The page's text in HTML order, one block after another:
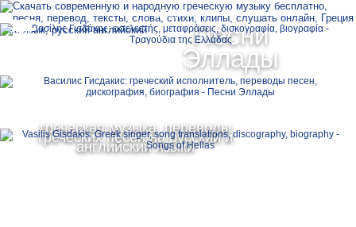
Песни
Эллады
греческая музыка, переводы
греческих песен на русский и
английский языки
Ελληνικά
Русский
MENU